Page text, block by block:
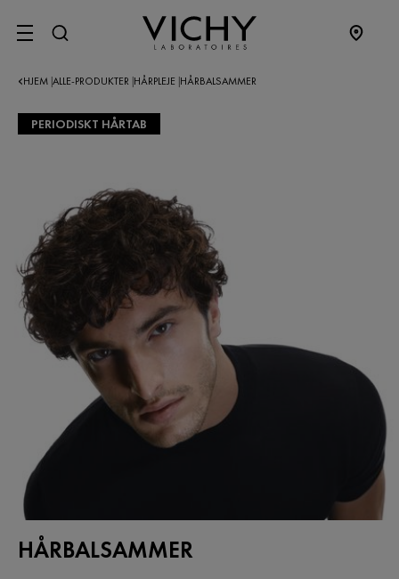
SITE MENU
HJEM ALLE-PRODUKTER HÅRPLEJE HÅRBALSAMMER
PERIODISKT HÅRTAB
HÅRBALSAMMER